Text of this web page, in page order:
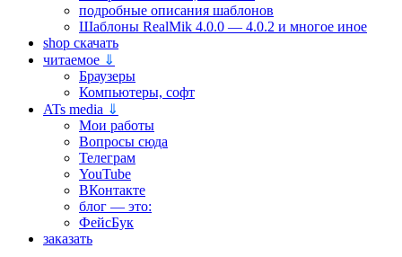
подробные описания шаблонов
Шаблоны RealMik 4.0.0 — 4.0.2 и многое иное
shop скачать
читаемое ⇓
Браузеры
Компьютеры, софт
ATs media ⇓
Мои работы
Вопросы сюда
Телеграм
YouTube
ВКонтакте
блог — это:
ФейсБук
заказать